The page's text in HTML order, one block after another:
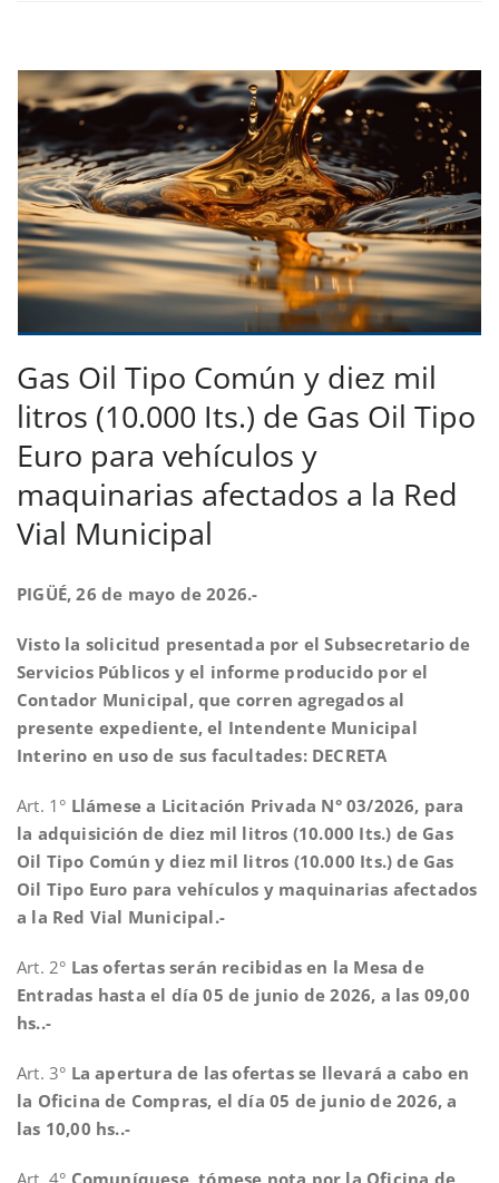
Gas Oil Tipo Común y diez mil
litros (10.000 Its.) de Gas Oil Tipo
Euro para vehículos y
maquinarias afectados a la Red
Vial Municipal
PIGÜÉ, 26 de mayo de 2026.-
Visto la solicitud presentada por el Subsecretario de
Servicios Públicos y el informe producido por el
Contador Municipal, que corren agregados al
presente expediente, el Intendente Municipal
Interino en uso de sus facultades: DECRETA
Art. 1° Llámese a Licitación Privada N° 03/2026, para
la adquisición de diez mil litros (10.000 Its.) de Gas
Oil Tipo Común y diez mil litros (10.000 Its.) de Gas
Oil Tipo Euro para vehículos y maquinarias afectados
a la Red Vial Municipal.-
Art. 2° Las ofertas serán recibidas en la Mesa de
Entradas hasta el día 05 de junio de 2026, a las 09,00
hs..-
Art. 3° La apertura de las ofertas se llevará a cabo en
la Oficina de Compras, el día 05 de junio de 2026, a
las 10,00 hs..-
Art. 4° Comuníquese, tómese nota por la Oficina de